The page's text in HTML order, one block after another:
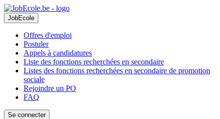
JobEcole
Offres d'emploi
Postuler
Appels à candidatures
Liste des fonctions recherchées en secondaire
Listes des fonctions recherchées en secondaire de promotion
sociale
Rejoindre un PO
FAQ
Se connecter